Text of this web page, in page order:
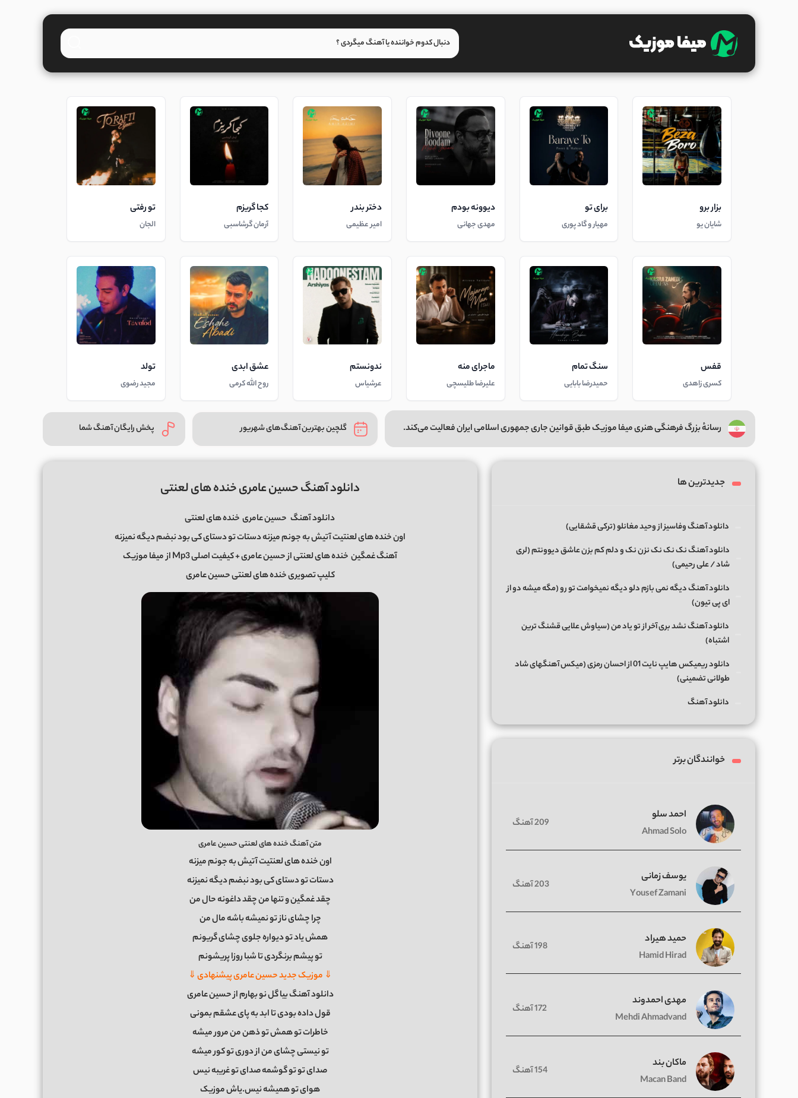
بزار برو
شایان یو
برای تو
مهیار و گاد پوری
دیوونه بودم
مهدی جهانی
دختر بندر
امیر عظیمی
کجا گریزم
آرمان گرشاسبی
تو رفتی
الجان
قفس
کسری زاهدی
سنگ تمام
حمیدرضا بابایی
ماجرای منه
علیرضا طلیسچی
ندونستم
عرشیاس
عشق ابدی
روح الله کرمی
تولد
مجید رضوی
رسانهٔ بزرگ فرهنگی هنری میفا موزیک طبق قوانین جاری جمهوری اسلامی ایران فعالیت می‌کند. گلچین بهترین آهنگ‌های شهریور پخش رایگان آهنگ شما
دانلود آهنگ حسین عامری خنده های لعنتی
دانلود آهنگ حسین عامری خنده های لعنتی
اون خنده های لعنتیت آتیش به جونم میزنه دستات تو دستای کی بود نبضم دیگه نمیزنه
آهنگ غمگین خنده های لعنتی از حسین عامری + کیفیت اصلی Mp3 از
میفا موزیک
کلیپ تصویری خنده های لعنتی حسین عامری
متن آهنگ خنده های لعنتی حسین عامری
اون خنده های لعنتیت آتیش به جونم میزنه
دستات تو دستای کی بود نبضم دیگه نمیزنه
چقد غمگین و تنها من چقد داغونه حال من
چرا چشای ناز تو نمیشه باشه مال من
همش یاد تو دیواره جلوی چشای گریونم
تو پیشم برنگردی تا شبا روزا پریشونم
⇓ موزیک جدید حسین عامری پیشنهادی ⇓
دانلود آهنگ بیا گل نو بهارم از حسین عامری
قول داده بودی تا ابد به پای عشقم بمونی
خاطرات تو همش تو ذهن من مرور میشه
تو نیستی چشای من از دوری تو کور میشه
صدای تو تو گوشمه صدای تو غریبه نیس
هوای تو همیشه نیس.یاش موزیک
جدیدترین ها
دانلود آهنگ وفاسیز از وحید مغانلو (ترکی قشقایی)
دانلود آهنگ نک نک نک نزن نک و دلم کم بزن عاشق دیوونتم (لری
شاد / علی رحیمی)
دانلود آهنگ دیگه نمی بازم دلو دیگه نمیخوامت تو رو (مگه میشه دو از
ای پی تیون)
دانلود آهنگ نشد بری آخر از تو یاد من (سیاوش علایی قشنگ ترین
اشتباه)
دانلود ریمیکس هایپ نایت 01 از احسان رمزی (میکس آهنگهای شاد
طولانی تضمینی)
دانلود آهنگ
خوانندگان برتر
احمد سلو
Ahmad Solo
209 آهنگ
یوسف زمانی
Yousef Zamani
203 آهنگ
حمید هیراد
Hamid Hirad
198 آهنگ
مهدی احمدوند
Mehdi Ahmadvand
172 آهنگ
ماکان بند
Macan Band
154 آهنگ